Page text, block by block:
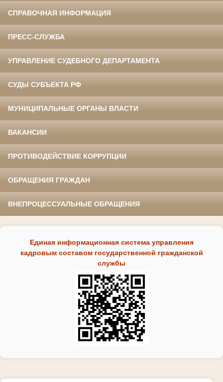
СПРАВОЧНАЯ ИНФОРМАЦИЯ
ПРЕСС-СЛУЖБА
УПРАВЛЕНИЕ СУДЕБНОГО ДЕПАРТАМЕНТА
СУДЫ СУБЪЕКТА РФ
МУНИЦИПАЛЬНЫЕ ОРГАНЫ ВЛАСТИ
ВАКАНСИИ
ПРОТИВОДЕЙСТВИЕ КОРРУПЦИИ
ОБРАЩЕНИЯ ГРАЖДАН
ВНЕПРОЦЕССУАЛЬНЫЕ ОБРАЩЕНИЯ
Единая информационная система управления
кадровым составом государственной гражданской
службы